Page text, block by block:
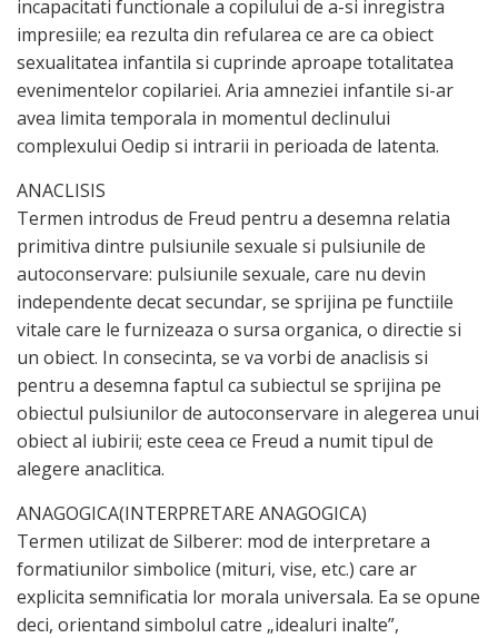
incapacitati functionale a copilului de a-si inregistra
impresiile; ea rezulta din refularea ce are ca obiect
sexualitatea infantila si cuprinde aproape totalitatea
evenimentelor copilariei. Aria amneziei infantile si-ar
avea limita temporala in momentul declinului
complexului Oedip si intrarii in perioada de latenta.
ANACLISIS
Termen introdus de Freud pentru a desemna relatia
primitiva dintre pulsiunile sexuale si pulsiunile de
autoconservare: pulsiunile sexuale, care nu devin
independente decat secundar, se sprijina pe functiile
vitale care le furnizeaza o sursa organica, o directie si
un obiect. In consecinta, se va vorbi de anaclisis si
pentru a desemna faptul ca subiectul se sprijina pe
obiectul pulsiunilor de autoconservare in alegerea unui
obiect al iubirii; este ceea ce Freud a numit tipul de
alegere anaclitica.
ANAGOGICA(INTERPRETARE ANAGOGICA)
Termen utilizat de Silberer: mod de interpretare a
formatiunilor simbolice (mituri, vise, etc.) care ar
explicita semnificatia lor morala universala. Ea se opune
deci, orientand simbolul catre „idealuri inalte”,